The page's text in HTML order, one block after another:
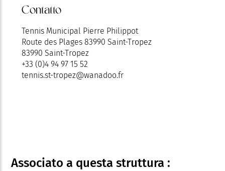
Contatto
Tennis Municipal Pierre Philippot
Route des Plages 83990 Saint-Tropez
83990 Saint-Tropez
+33 (0)4 94 97 15 52
tennis.st-tropez@wanadoo.fr
Associato a questa struttura :